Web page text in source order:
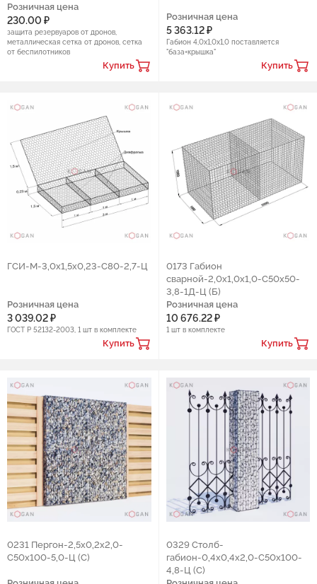
Розничная цена
230.00 ₽
защита резервуаров от дронов,
металлическая сетка от дронов, сетка
от беспилотников
Купить
Розничная цена
5 363.12 ₽
Габион 4,0х1,0х1,0 поставляется
"база+крышка"
Купить
ГCИ-М-3,0х1,5х0,23-С80-2,7-Ц
Розничная цена
3 039.02 ₽
ГОСТ Р 52132-2003, 1 шт в комплекте
Купить
0173 Габион
сварной-2,0х1,0х1,0-С50х50-
3,8-1Д-Ц (Б)
Розничная цена
10 676.22 ₽
1 шт в комплекте
Купить
0231 Пергон-2,5х0,2х2,0-
С50х100-5,0-Ц (С)
0329 Столб-
габион-0,4х0,4х2,0-С50х100-
4,8-Ц (С)